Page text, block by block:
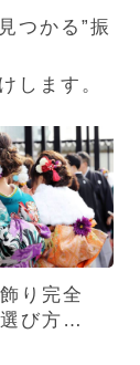
つかる”振
します。
り完全
び方・
ンドを